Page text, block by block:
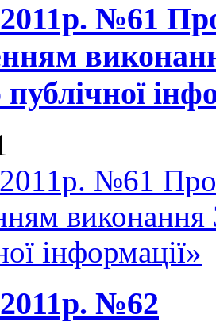
№61
№61 Про
інформації»
№62